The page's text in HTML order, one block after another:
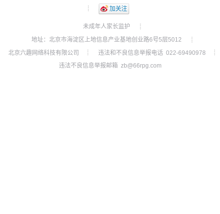
┊
加关注
未成年人家长监护
┊
地址：北京市海淀区上地信息产业基地创业路6号5层5012
┊
北京六趣网络科技有限公司
┊ 违法和不良信息举报电话 022-69490978
┊
违法不良信息举报邮箱 zb@66rpg.com